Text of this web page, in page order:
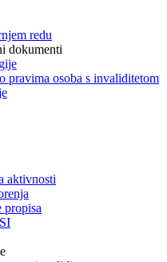
redu
dokumenti
pravima osoba s invaliditetom
aktivnosti
propisa